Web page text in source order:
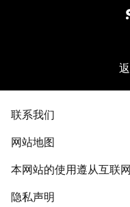
联系我们
网站地图
本网站的使用遵从互联
隐私声明